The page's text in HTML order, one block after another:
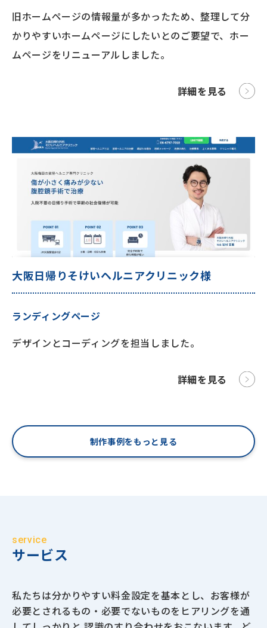
旧ホームページの情報量が多かったため、整理して分
かりやすいホームページにしたいとのご要望で、ホー
ムページをリニューアルしました。
詳細を見る
大阪日帰りそけいヘルニアクリニック様
ランディングページ
デザインとコーディングを担当しました。
詳細を見る
制作事例をもっと見る
service
サービス
私たちは分かりやすい料金設定を基本とし、お客様が
必要とされるもの・必要でないものをヒアリングを通